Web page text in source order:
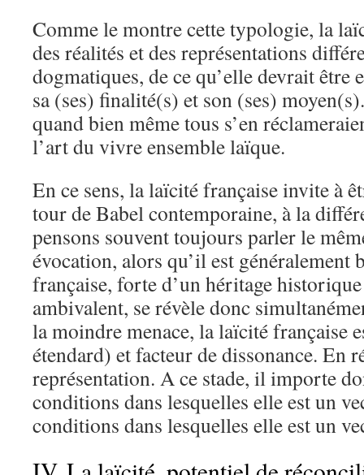
Comme le montre cette typologie, la
des réalités et des représentations
dogmatiques, de ce qu’elle devrait être
sa (ses) finalité(s) et son (ses)
quand bien même tous s’en
l’art du vivre ensemble laïque.
En ce sens, la laïcité française invite à
tour de Babel contemporaine, à la
pensons souvent toujours parler le
évocation, alors qu’il est
française, forte d’un héritage
ambivalent, se révèle donc
la moindre menace, la laïcité française
étendard) et facteur de dissonance. En
représentation. A ce stade, il importe
conditions dans lesquelles elle est un
conditions dans lesquelles elle est un